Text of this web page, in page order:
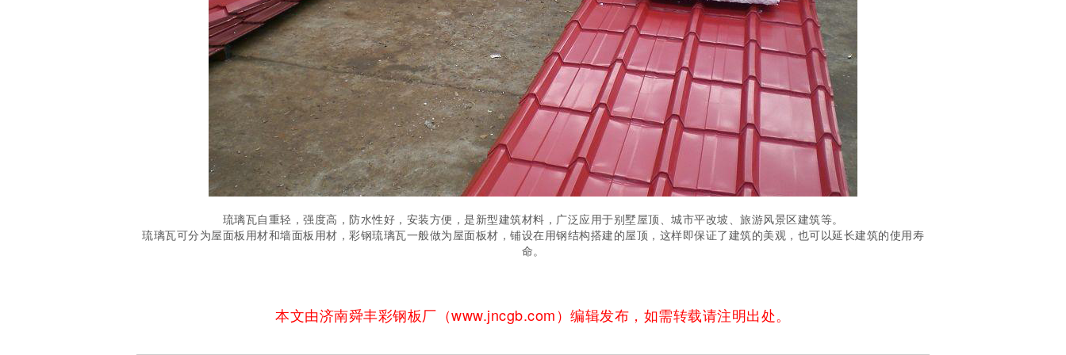
琉璃瓦自重轻，强度高，防水性好，安装方便，是新型建筑材料，广泛应用于别墅屋顶、城市平改坡、旅游风景区建筑等。
琉璃瓦可分为屋面板用材和墙面板用材，彩钢琉璃瓦一般做为屋面板材，铺设在用钢结构搭建的屋顶，这样即保证了建筑的美观，也可以延长建筑的使用寿
命。
本文由济南舜丰彩钢板厂（www.jncgb.com）编辑发布，如需转载请注明出处。